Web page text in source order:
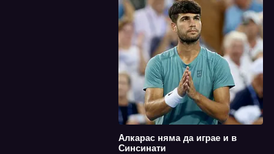
Алкарас няма да играе и в
Синсинати